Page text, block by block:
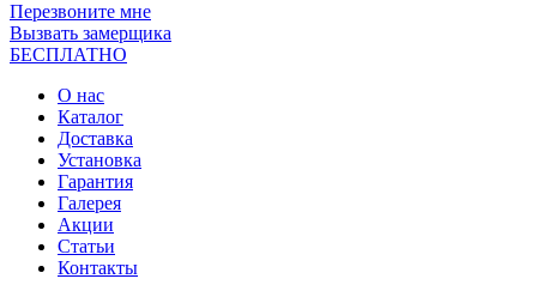
Перезвоните мне
Вызвать замерщика
БЕСПЛАТНО
О нас
Каталог
Доставка
Установка
Гарантия
Галерея
Акции
Статьи
Контакты